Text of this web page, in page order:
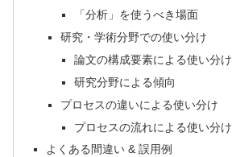
「分析」を使うべき場面
研究・学術分野での使い分け
論文の構成要素による使い分け
研究分野による傾向
プロセスの違いによる使い分け
プロセスの流れによる使い分け
よくある間違い & 誤用例